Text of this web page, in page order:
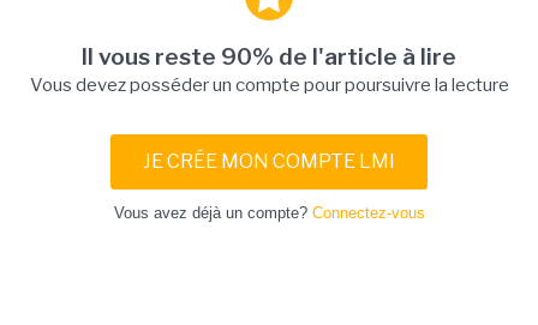
Il vous reste 90% de l'article à lire
Vous devez posséder un compte pour poursuivre la lecture
JE CRÉE MON COMPTE LMI
Vous avez déjà un compte? Connectez-vous